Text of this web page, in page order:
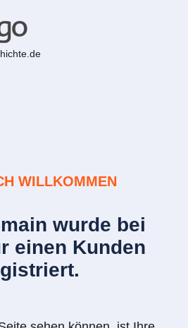
WILLKOMMEN
wurde bei
einen Kunden